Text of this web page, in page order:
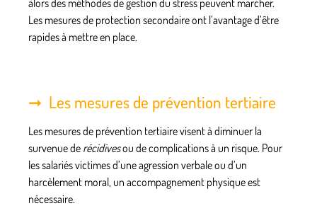
Les mesures de protection secondaire ont l’avantage d’être
rapides à mettre en place.
Les mesures de prévention tertiaire
Les mesures de prévention tertiaire visent à diminuer la
survenue de récidivesou de complications à un risque. Pour
les salariés victimes d’une agression verbale ou d’un
harcèlement moral, un accompagnement physique est
nécessaire.